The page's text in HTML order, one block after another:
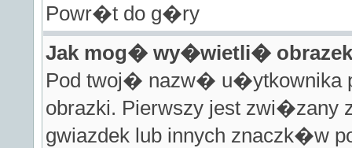
Powr�t do g�ry
Jak mog� wy�wietli�
Pod twoj� nazw� u�ytkownika
obrazki. Pierwszy jest
gwiazdek lub innych